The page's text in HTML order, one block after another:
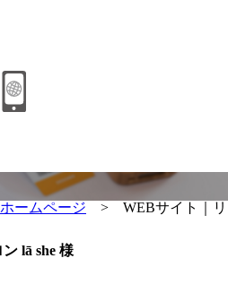
ホームページ > WEBサイト｜リ
lā she 様